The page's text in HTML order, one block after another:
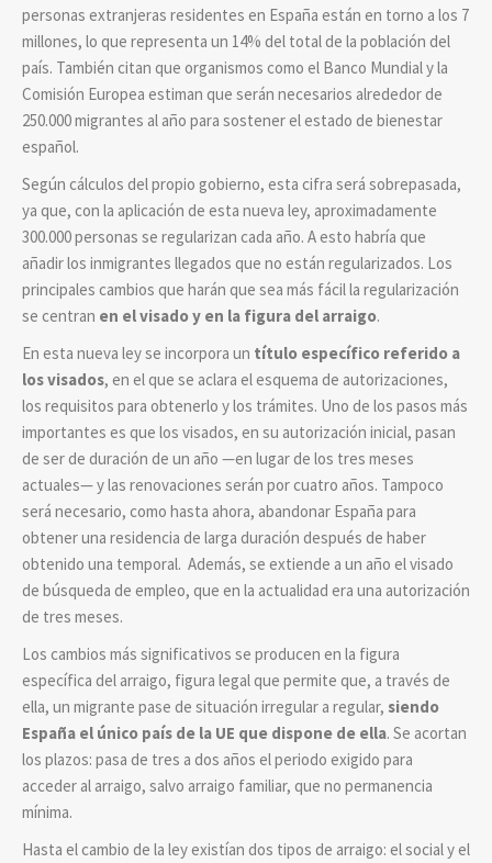
personas extranjeras residentes en España están en torno a los 7
millones, lo que representa un 14% del total de la población del
país. También citan que organismos como el Banco Mundial y la
Comisión Europea estiman que serán necesarios alrededor de
250.000 migrantes al año para sostener el estado de bienestar
español.
Según cálculos del propio gobierno, esta cifra será sobrepasada,
ya que, con la aplicación de esta nueva ley, aproximadamente
300.000 personas se regularizan cada año. A esto habría que
añadir los inmigrantes llegados que no están regularizados. Los
principales cambios que harán que sea más fácil la regularización
se centran en el visado y en la figura del arraigo.
En esta nueva ley se incorpora un título específico referido a
los visados, en el que se aclara el esquema de autorizaciones,
los requisitos para obtenerlo y los trámites. Uno de los pasos más
importantes es que los visados, en su autorización inicial, pasan
de ser de duración de un año —en lugar de los tres meses
actuales— y las renovaciones serán por cuatro años. Tampoco
será necesario, como hasta ahora, abandonar España para
obtener una residencia de larga duración después de haber
obtenido una temporal. Además, se extiende a un año el visado
de búsqueda de empleo, que en la actualidad era una autorización
de tres meses.
Los cambios más significativos se producen en la figura
específica del arraigo, figura legal que permite que, a través de
ella, un migrante pase de situación irregular a regular, siendo
España el único país de la UE que dispone de ella. Se acortan
los plazos: pasa de tres a dos años el periodo exigido para
acceder al arraigo, salvo arraigo familiar, que no permanencia
mínima.
Hasta el cambio de la ley existían dos tipos de arraigo: el social y el